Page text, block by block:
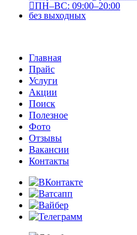
ПН–ВС: 09:00–20:00
без выходных
Главная
Прайс
Услуги
Акции
Поиск
Полезное
Фото
Отзывы
Вакансии
Контакты